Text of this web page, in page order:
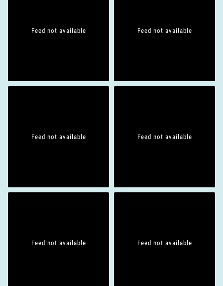
Feed not available Feed not available
Feed not available Feed not available
Feed not available Feed not available